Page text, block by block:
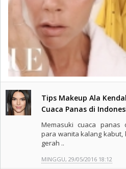
Tips Makeup Ala
Cuaca Panas di
Memasuki cuaca panas
para wanita kalang
gerah ..
MINGGU, 29/05/2016 18:12